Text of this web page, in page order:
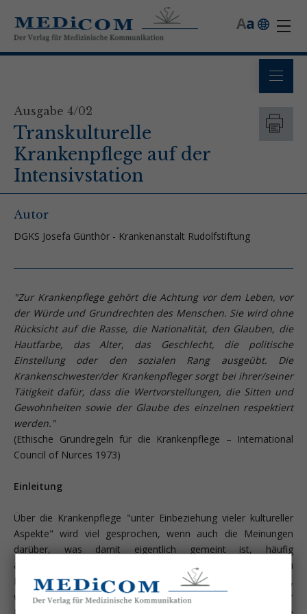
a
A
Ausgabe 4/02
Transkulturelle
Krankenpflege auf der
Intensivstation
Autor
DGKS Josefa Günthör - Krankenanstalt Rudolfstiftung
"Zur Krankenpflege gehört die Achtung vor dem Leben, vor
der Würde und Grundrechten des Menschen. Sie wird ohne
Rücksicht auf die Rasse, die Nationalität, den Glauben, die
Hautfarbe, das Alter, das Geschlecht, die politische
Einstellung oder den sozialen Rang ausgeübt. Die
Krankenschwester/der Krankenpfleger sorgt bei ihrer/seiner
Tätigkeit dafür, dass die Wertvorstellungen, die Sitten und
Gewohnheiten sowie der Glaube des einzelnen respektiert
werden."
(Ethische Grundregeln für die Krankenpflege – International
Council of Nurces 1973)
Einleitung
Über die Krankenpflege "unter Einbeziehung vieler kultureller
Aspekte" wird viel gesprochen, wenn auch die Meinungen
darüber, was damit eigentlich gemeint ist, häufig
auseinandergehen. Wenn jedoch Patienten aus anderen
Kulturkreisen in unsere Krankhäuser kommen, wird offenbar,
wie wichtig eine holistische Betrachtungsweise in der